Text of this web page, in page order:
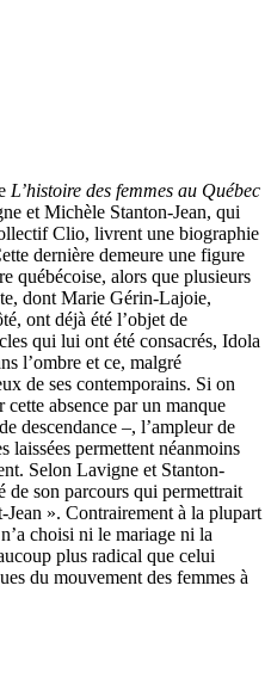
L’histoire des femmes au Québec
et Michèle Stanton-Jean, qui
Clio, livrent une biographie
dernière demeure une figure
québécoise, alors que plusieurs
dont Marie Gérin-Lajoie,
ont déjà été l’objet de
qui lui ont été consacrés, Idola
l’ombre et ce, malgré
de ses contemporains. Si on
cette absence par un manque
descendance –, l’ampleur de
laissées permettent néanmoins
Selon Lavigne et Stanton-
de son parcours qui permettrait
». Contrairement à la plupart
choisi ni le mariage ni la
plus radical que celui
du mouvement des femmes à